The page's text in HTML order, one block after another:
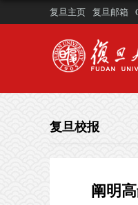
复旦主页 复旦邮箱
复旦校报
阐明